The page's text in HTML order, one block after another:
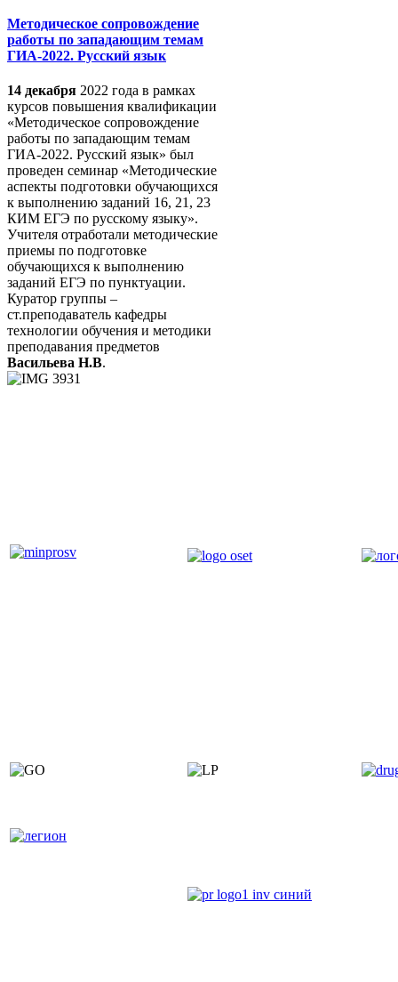
Методическое сопровождение
работы по западающим темам
ГИА-2022. Русский язык
14 декабря 2022 года в рамках
курсов повышения квалификации
«Методическое сопровождение
работы по западающим темам
ГИА-2022. Русский язык» был
проведен семинар «Методические
аспекты подготовки обучающихся
к выполнению заданий 16, 21, 23
КИМ ЕГЭ по русскому языку».
Учителя отработали методические
приемы по подготовке
обучающихся к выполнению
заданий ЕГЭ по пунктуации.
Куратор группы –
ст.преподаватель кафедры
технологии обучения и методики
преподавания предметов
Васильева Н.В.